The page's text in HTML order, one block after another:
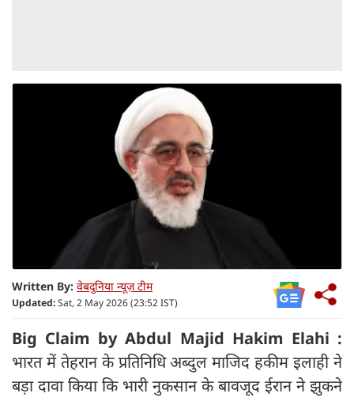
Written By: वेबदुनिया न्यूज़ टीम
Updated:Sat, 2 May 2026 (23:52 IST)
Big Claim by Abdul Majid Hakim Elahi :
भारत में तेहरान के प्रतिनिधि अब्दुल माजिद हकीम इलाही ने
बड़ा दावा किया कि भारी नुकसान के बावजूद ईरान ने झुकने